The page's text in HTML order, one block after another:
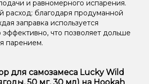
и равномерного испарения.
расход: благодаря продуманной
заправка используется
эффективно, что позволяет дольше
парением.
для самозамеса Lucky Wild